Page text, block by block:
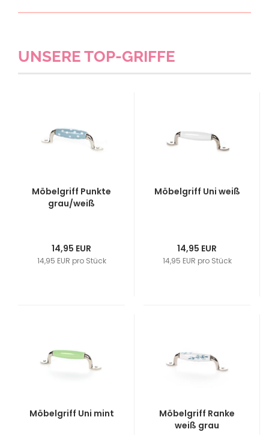
Perfekt als Geschenk geeignet!
UNSERE TOP-GRIFFE
Möbelgriff Punkte
grau/weiß
14,95 EUR
14,95 EUR pro Stück
Möbelgriff Uni weiß
14,95 EUR
14,95 EUR pro Stück
Möbelgriff Uni mint
Möbelgriff Ranke
weiß grau